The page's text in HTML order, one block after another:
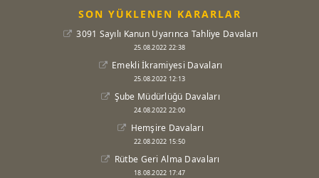
SON YÜKLENEN KARARLAR
3091 Sayılı Kanun Uyarınca Tahliye Davaları
25.08.2022 22:38
Emekli İkramiyesi Davaları
25.08.2022 12:13
Şube Müdürlüğü Davaları
24.08.2022 22:00
Hemşire Davaları
22.08.2022 15:50
Rütbe Geri Alma Davaları
18.08.2022 17:47